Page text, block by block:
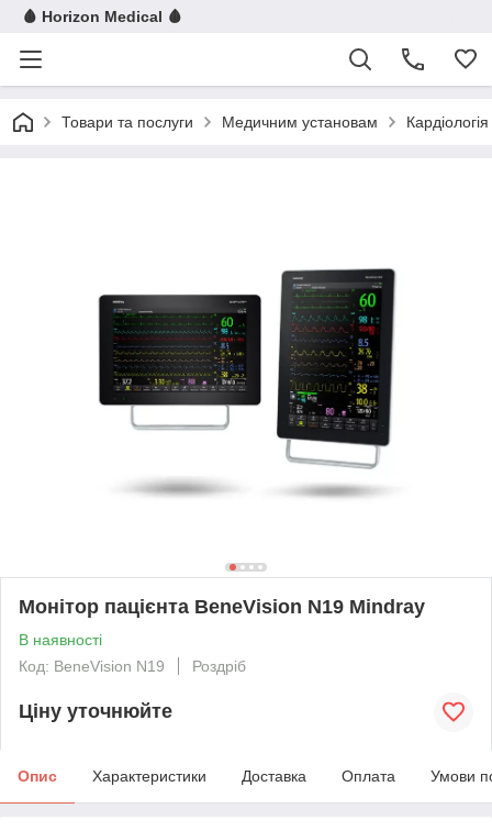
🩸 Horizon Medical 🩸
Товари та послуги Медичним установам Кардіологія
Монітор пацієнта BeneVision N19 Mindray
В наявності
Код: BeneVision N19
Роздріб
Ціну уточнюйте
Опис Характеристики Доставка Оплата Умови